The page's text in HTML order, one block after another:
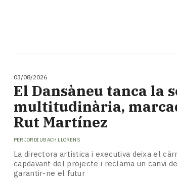
la
teva!
Subscriptors
La
newsletter
Pallars
Contingut
patrocinat
Lo
03/08/2026
​El Dansàneu tanca la
multitudinària,
Rut Martínez
PER JORDI UBACH LLORENS
La directora artística i executiva deixa el
capdavant del projecte i reclama un canvi
garantir-ne el futur